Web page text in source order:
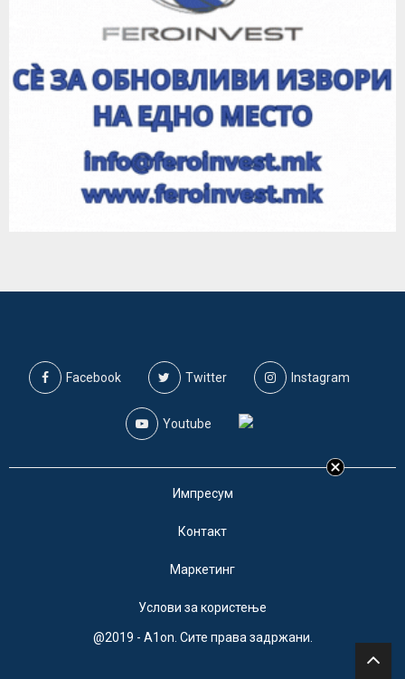
Facebook Twitter Instagram
Youtube
Импресум
Контакт
Маркетинг
Услови за користење
@2019 - A1on. Сите права задржани.